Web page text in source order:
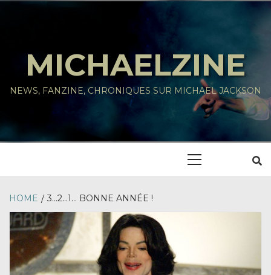
MICHAELZINE
NEWS, FANZINE, CHRONIQUES SUR MICHAEL JACKSON
HOME 3…2…1… BONNE ANNÉE !